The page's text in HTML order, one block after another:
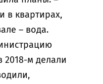
в квартирах,
– вода.
2018-м делали